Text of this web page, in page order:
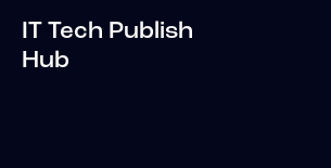
IT Tech Publish
Hub